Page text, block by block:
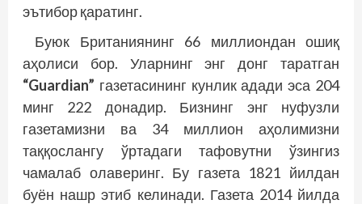
эътибор қаратинг.
Буюк Британиянинг 66 миллиондан ошиқ
аҳолиси бор. Уларнинг энг донг таратган
“Guardian” газетасининг кунлик адади эса 204
минг 222 донадир. Бизнинг энг нуфузли
газетамизни ва 34 миллион аҳолимизни
таққослангу ўртадаги тафовутни ўзингиз
чамалаб олаверинг. Бу газета 1821 йилдан
буён нашр этиб келинади. Газета 2014 йилда